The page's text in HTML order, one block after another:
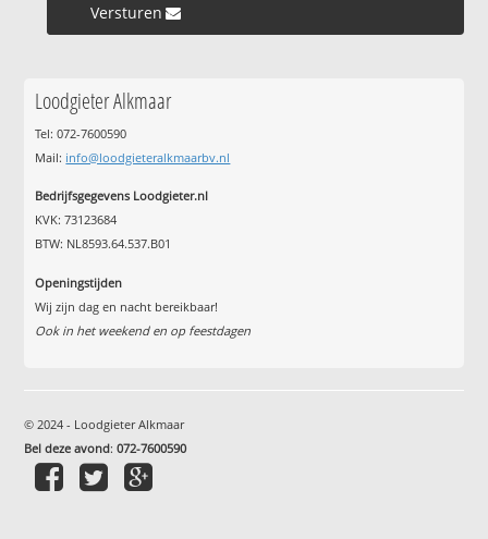
Versturen »
Loodgieter Alkmaar
Tel: 072-7600590
Mail: info@loodgieteralkmaarbv.nl
Bedrijfsgegevens Loodgieter.nl
KVK: 73123684
BTW: NL8593.64.537.B01
Openingstijden
Wij zijn dag en nacht bereikbaar!
Ook in het weekend en op feestdagen
© 2024 - Loodgieter Alkmaar
Bel deze avond:072-7600590